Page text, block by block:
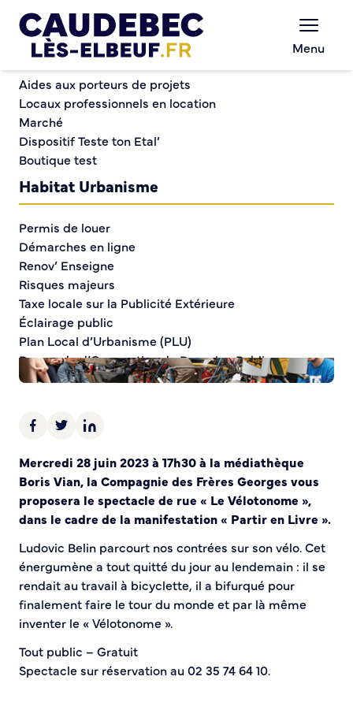
Menu
Spectacle Le Vélotonome
Spectacle Le
Vélotonome
Mercredi 28 juin 2023 à 17h30 à la médiathèque
Boris Vian, la Compagnie des Frères Georges vous
proposera le spectacle de rue « Le Vélotonome »,
dans le cadre de la manifestation « Partir en Livre ».
Ludovic Belin parcourt nos contrées sur son vélo. Cet
énergumène a tout quitté du jour au lendemain : il se
rendait au travail à bicyclette, il a bifurqué pour
finalement faire le tour du monde et par là même
inventer le « Vélotonome ».
Tout public – Gratuit
Spectacle sur réservation au 02 35 74 64 10.
Chèques-cadeaux municipaux – Soutenez le
Aides aux porteurs de projets
Locaux professionnels en location
Marché
Dispositif Teste ton Etal’
Boutique test
Habitat Urbanisme
Permis de louer
Démarches en ligne
Renov’ Enseigne
Risques majeurs
Taxe locale sur la Publicité Extérieure
Éclairage public
Plan Local d’Urbanisme (PLU)
Demande d’Occupation du Domaine Public
Sécurité tranquillité
Police municipale
Tranquillité vacances
Vidéoprotection
Aide à l’installation d’alarmes
Horaires pour le bricolage et le jardinage
Infos pratiques
Plan de Ville
Numéros d’urgence
Location de salles
Annuaire des services publics